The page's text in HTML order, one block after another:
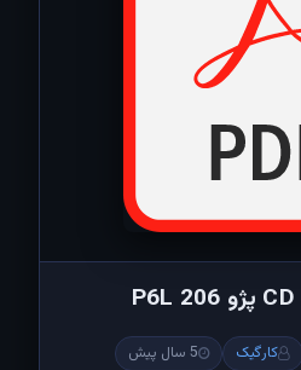
کارگیک 5 سال پیش